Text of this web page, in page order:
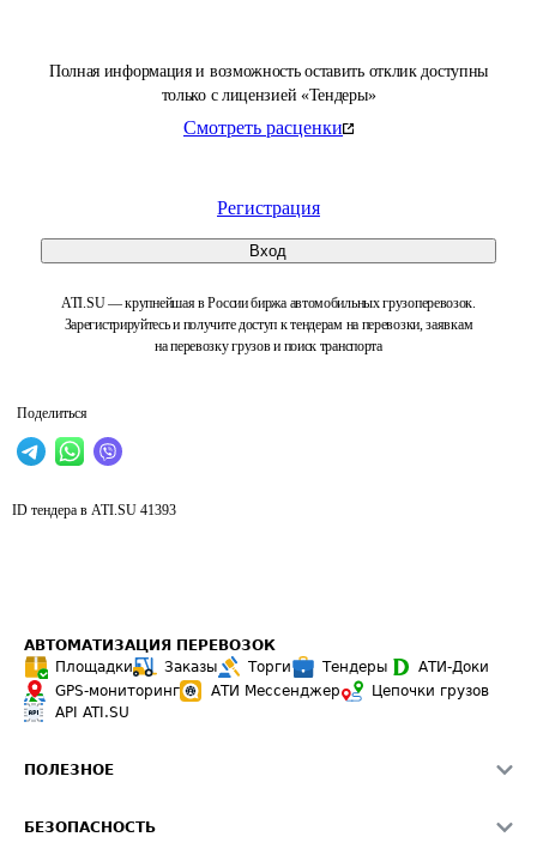
Полная информация и возможность оставить отклик доступны
только с лицензией «Тендеры»
Смотреть расценки
Регистрация
Вход
ATI.SU — крупнейшая в России биржа автомобильных грузоперевозок.
Зарегистрируйтесь и получите доступ к тендерам на перевозки, заявкам
на перевозку грузов и поиск транспорта
Поделиться
ID тендера в ATI.SU 41393
АВТОМАТИЗАЦИЯ ПЕРЕВОЗОК
Площадки
Заказы Торги Тендеры
АТИ-Доки
GPS-мониторинг
АТИ Мессенджер
Цепочки грузов
API ATI.SU
ПОЛЕЗНОЕ
БЕЗОПАСНОСТЬ